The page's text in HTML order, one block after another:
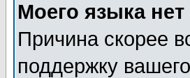
Моего языка нет
Причина скорее
поддержку